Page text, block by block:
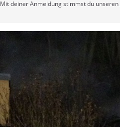
Mit deiner Anmeldung stimmst du unseren